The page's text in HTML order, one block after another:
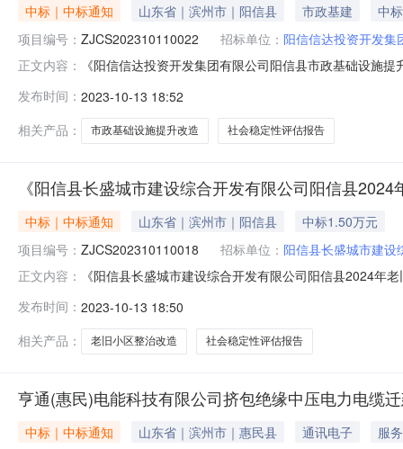
中标｜中标通知 山东省｜滨州市｜阳信县 市政基建
中
项目编号： ZJCS202310110022 招标单位： 阳信信达投资开发集
正文内容：
《阳信信达投资开发集团有限公司阳信县市政基础设施
申请单位：阳信信达投资开发集团有限公司联系人：司
发布时间： 2023-10-13 18:52
相关产品：
市政基础设施提升改造 社会稳定性评估报告
《阳信县长盛城市建设综合开发有限公司阳信县
中标｜中标通知 山东省｜滨州市｜阳信县
中标1.50万元
项目编号： ZJCS202310110018 招标单位： 阳信县长盛城市建设
正文内容：
《阳信县长盛城市建设综合开发有限公司阳信县2024年
选价格：1.5万元项目申请单位：阳信县长盛城市建设综
发布时间： 2023-10-13 18:50
相关产品：
老旧小区整治改造 社会稳定性评估报告
亨通(惠民)电能科技有限公司挤包绝缘中压电力电缆
中标｜中标通知 山东省｜滨州市｜惠民县 通讯电子
服务